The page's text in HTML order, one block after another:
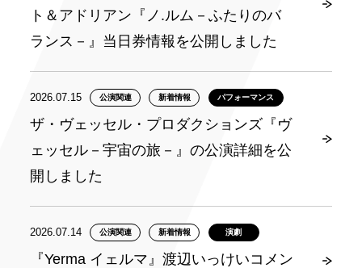
ト＆アドリアン『ノ.ルム－ふたりのバ
ランス－』当日券情報を公開しました
2026.07.15 公演関連 新着情報 パフォーマンス
ザ・ヴェッセル・プロダクションズ『ヴ
ェッセル－宇宙の旅－』の公演詳細を公
開しました
2026.07.14 公演関連 新着情報 演劇
『Yerma イェルマ』渡辺いっけいコメン